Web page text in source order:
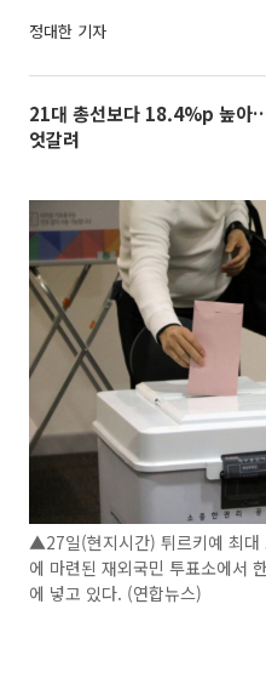
정대한 기자
21대 총선보다 18.4%p 높아
엇갈려
▲27일(현지시간) 튀르키예 최대
에 마련된 재외국민 투표소에서
에 넣고 있다. (연합뉴스)